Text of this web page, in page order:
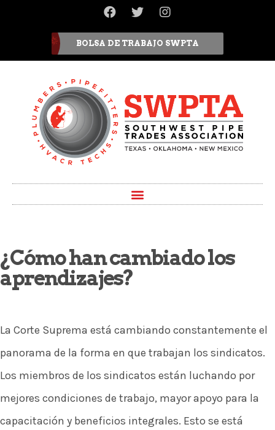
BOLSA DE TRABAJO SWPTA
¿Cómo han cambiado los
aprendizajes?
La Corte Suprema está cambiando constantemente el
panorama de la forma en que trabajan los sindicatos.
Los miembros de los sindicatos están luchando por
mejores condiciones de trabajo, mayor apoyo para la
capacitación y beneficios integrales. Esto se está